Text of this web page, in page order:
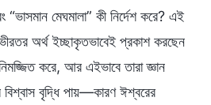
মেঘমালা” কী নির্দেশ করে? এই
অর্থ ইচ্ছাকৃতভাবেই প্রকাশ করছেন
করে, আর এইভাবে তারা জ্ঞান
বৃদ্ধি পায়—কারণ ঈশ্বরের